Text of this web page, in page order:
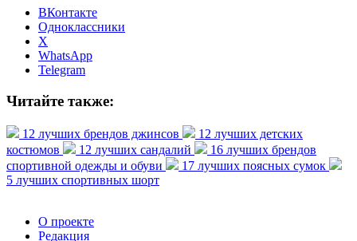
ВКонтакте
Одноклассники
X
WhatsApp
Telegram
Читайте также:
12 лучших брендов джинсов
12 лучших детских
костюмов
12 лучших сандалий
16 лучших брендов
спортивной одежды и обуви
17 лучших поясных сумок
5 лучших спортивных шорт
О проекте
Редакция